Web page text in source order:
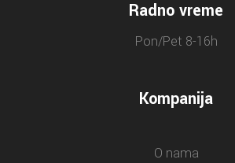
Radno vreme
Pon/Pet 8-16h
Kompanija
O nama